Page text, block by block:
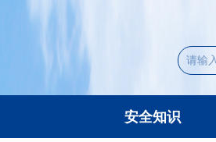
安全知识